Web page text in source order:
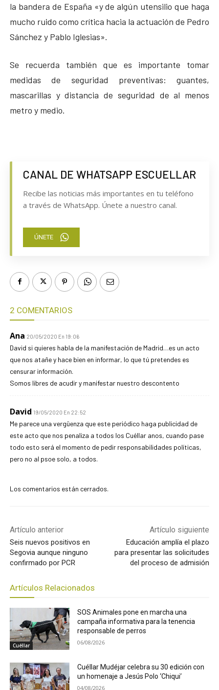
la bandera de España «y de algún utensilio que haga
mucho ruido como crítica hacia la actuación de Pedro
Sánchez y Pablo Iglesias».
Se recuerda también que es importante tomar
medidas de seguridad preventivas: guantes,
mascarillas y distancia de seguridad de al menos
metro y medio.
CANAL DE WHATSAPP ESCUELLAR
Recibe las noticias más importantes en tu teléfono
a través de WhatsApp. Únete a nuestro canal.
ÚNETE
2 COMENTARIOS
Ana 20/05/2020 En 19:06
David si quieres habla de la manifestación de Madrid…es un acto
que nos atañe y hace bien en informar, lo que tú pretendes es
censurar información.
Somos libres de acudir y manifestar nuestro descontento
David 19/05/2020 En 22:52
Me parece una vergüenza que este periódico haga publicidad de
este acto que nos penaliza a todos los Cuéllar anos, cuando pase
todo esto será el momento de pedir responsabilidades políticas,
pero no al psoe solo, a todos.
Los comentarios están cerrados.
Artículo anterior
Seis nuevos positivos en
Segovia aunque ninguno
confirmado por PCR
Artículo siguiente
Educación amplía el plazo
para presentar las solicitudes
del proceso de admisión
Artículos Relacionados
Cuéllar
SOS Animales pone en marcha una
campaña informativa para la tenencia
responsable de perros
06/08/2026
Cuéllar Mudéjar celebra su 30 edición con
un homenaje a Jesús Polo ‘Chiqui’
04/08/2026